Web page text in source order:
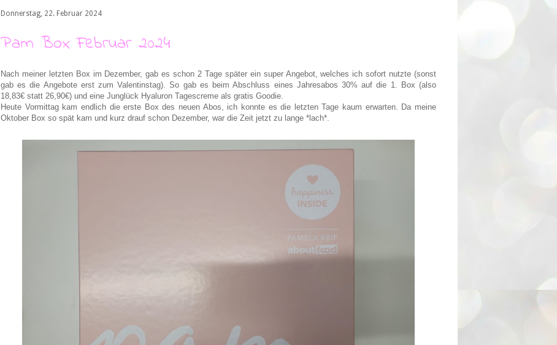
Donnerstag, 22. Februar 2024
Pam Box Februar 2024
Nach meiner letzten Box im Dezember, gab es schon 2 Tage später ein super Angebot, welches ich sofort nutzte (sonst
gab es die Angebote erst zum Valentinstag). So gab es beim Abschluss eines Jahresabos 30% auf die 1. Box (also
18,83€ statt 26,90€) und eine Junglück Hyaluron Tagescreme als gratis Goodie.
Heute Vormittag kam endlich die erste Box des neuen Abos, ich konnte es die letzten Tage kaum erwarten. Da meine
Oktober Box so spät kam und kurz drauf schon Dezember, war die Zeit jetzt zu lange *lach*.